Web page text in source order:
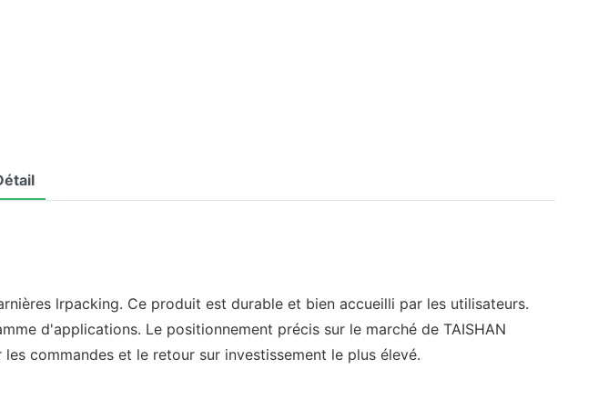
lrpacking. Ce produit est durable et bien accueilli par les utilisateurs.
d'applications. Le positionnement précis sur le marché de TAISHAN
les commandes et le retour sur investissement le plus élevé.